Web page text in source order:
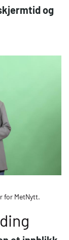
og
for MetNytt.